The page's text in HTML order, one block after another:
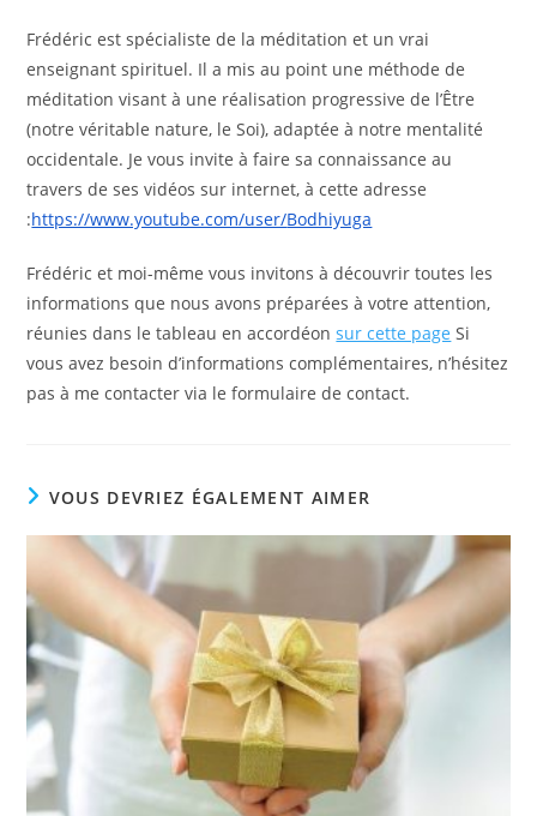
Frédéric est spécialiste de la méditation et un vrai
enseignant spirituel. Il a mis au point une méthode de
méditation visant à une réalisation progressive de l’Être
(notre véritable nature, le Soi), adaptée à notre mentalité
occidentale. Je vous invite à faire sa connaissance au
travers de ses vidéos sur internet, à cette adresse
:https://www.youtube.com/user/Bodhiyuga
Frédéric et moi-même vous invitons à découvrir toutes les
informations que nous avons préparées à votre attention,
réunies dans le tableau en accordéonsur cette page Si
vous avez besoin d’informations complémentaires, n’hésitez
pas à me contacter via le formulaire de contact.
VOUS DEVRIEZ ÉGALEMENT AIMER